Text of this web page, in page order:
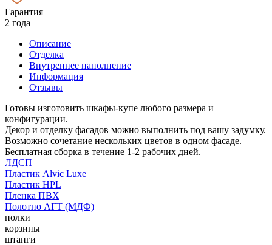
Гарантия
2 года
Описание
Отделка
Внутреннее наполнение
Информация
Отзывы
Готовы изготовить шкафы-купе любого размера и
конфигурации.
Декор и отделку фасадов можно выполнить под вашу задумку.
Возможно сочетание нескольких цветов в одном фасаде.
Бесплатная сборка в течение 1-2 рабочих дней.
ЛДСП
Пластик Alvic Luxe
Пластик HPL
Пленка ПВХ
Полотно АГТ (МДФ)
полки
корзины
штанги